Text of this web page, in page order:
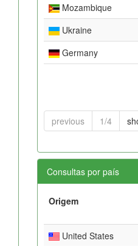
Mozambique
Ukraine
Germany
previous 1/4
Consultas por país
Origem
United States